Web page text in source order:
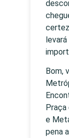
Bom,
Praça
e
pena